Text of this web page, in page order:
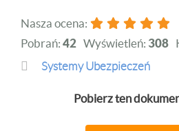
Nasza ocena:
Pobrań: 42 Wyświetleń: 308
Systemy Ubezpieczeń
Pobierz ten